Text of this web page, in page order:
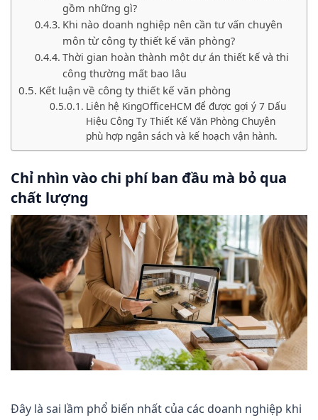
gồm những gì?
Khi nào doanh nghiệp nên cần tư vấn chuyên
môn từ công ty thiết kế văn phòng?
Thời gian hoàn thành một dự án thiết kế và thi
công thường mất bao lâu
Kết luận về công ty thiết kế văn phòng
Liên hệ KingOfficeHCM để được gợi ý 7 Dấu
Hiệu Công Ty Thiết Kế Văn Phòng Chuyên
phù hợp ngân sách và kế hoạch vận hành.
Chỉ nhìn vào chi phí ban đầu mà bỏ qua
chất lượng
Đây là sai lầm phổ biến nhất của các doanh nghiệp khi